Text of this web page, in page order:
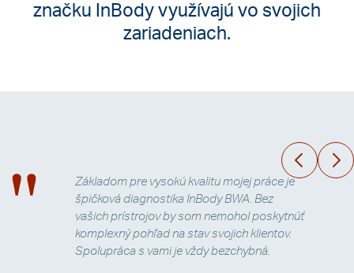
značku InBody využívajú vo svojich
zariadeniach.
Základom pre vysokú kvalitu mojej práce je
špičková diagnostika InBody BWA. Bez
vašich prístrojov by som nemohol poskytnúť
komplexný pohľad na stav svojich klientov.
Spolupráca s vami je vždy bezchybná.